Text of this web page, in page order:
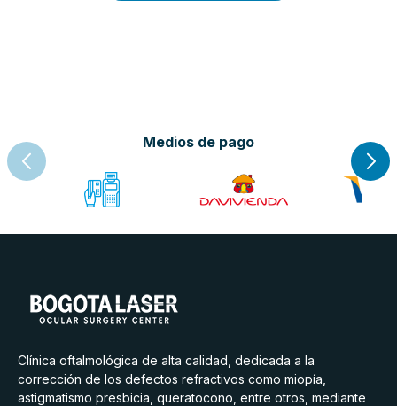
Medios de pago
Clínica oftalmológica de alta calidad, dedicada a la
corrección de los defectos refractivos como miopía,
astigmatismo presbicia, queratocono, entre otros, mediante